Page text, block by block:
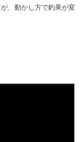
、動かし方で釣果が変